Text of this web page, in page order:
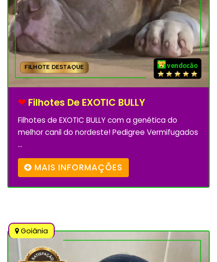
❤ Filhotes De EXOTIC BULLY
Filhotes de EXOTIC BULLY com a genética do
melhor canil do nordeste! Pedigree Vermifugados
...
MAIS INFORMAÇÕES
Goiânia